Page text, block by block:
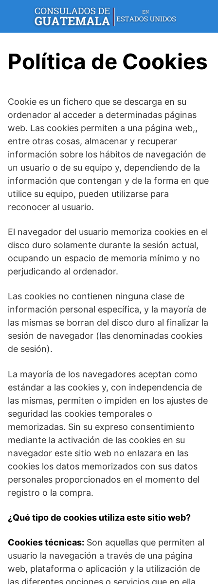
Política de Cookies
Cookie es un fichero que se descarga en su
ordenador al acceder a determinadas páginas
web. Las cookies permiten a una página web,,
entre otras cosas, almacenar y recuperar
información sobre los hábitos de navegación de
un usuario o de su equipo y, dependiendo de la
información que contengan y de la forma en que
utilice su equipo, pueden utilizarse para
reconocer al usuario.
El navegador del usuario memoriza cookies en el
disco duro solamente durante la sesión actual,
ocupando un espacio de memoria mínimo y no
perjudicando al ordenador.
Las cookies no contienen ninguna clase de
información personal específica, y la mayoría de
las mismas se borran del disco duro al finalizar la
sesión de navegador (las denominadas cookies
de sesión).
La mayoría de los navegadores aceptan como
estándar a las cookies y, con independencia de
las mismas, permiten o impiden en los ajustes de
seguridad las cookies temporales o
memorizadas. Sin su expreso consentimiento
mediante la activación de las cookies en su
navegador este sitio web no enlazara en las
cookies los datos memorizados con sus datos
personales proporcionados en el momento del
registro o la compra.
¿Qué tipo de cookies utiliza este sitio web?
Cookies técnicas: Son aquellas que permiten al
usuario la navegación a través de una página
web, plataforma o aplicación y la utilización de
las diferentes opciones o servicios que en ella